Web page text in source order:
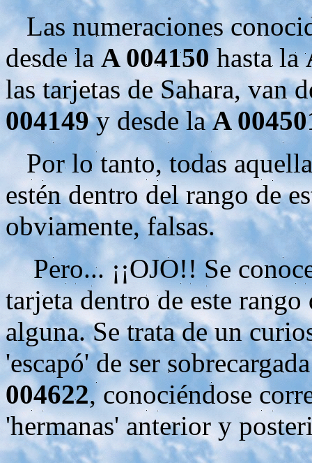
Las numeraciones
desde laA 004150hasta la
las tarjetas de Sahara, van
004149y desde laA
Por lo tanto, todas
estén dentro del rango de
obviamente, falsas.
Pero... ¡¡OJO!! Se
tarjeta dentro de este
alguna. Se trata de un
'escapó' de ser
004622, conociéndose
'hermanas' anterior y